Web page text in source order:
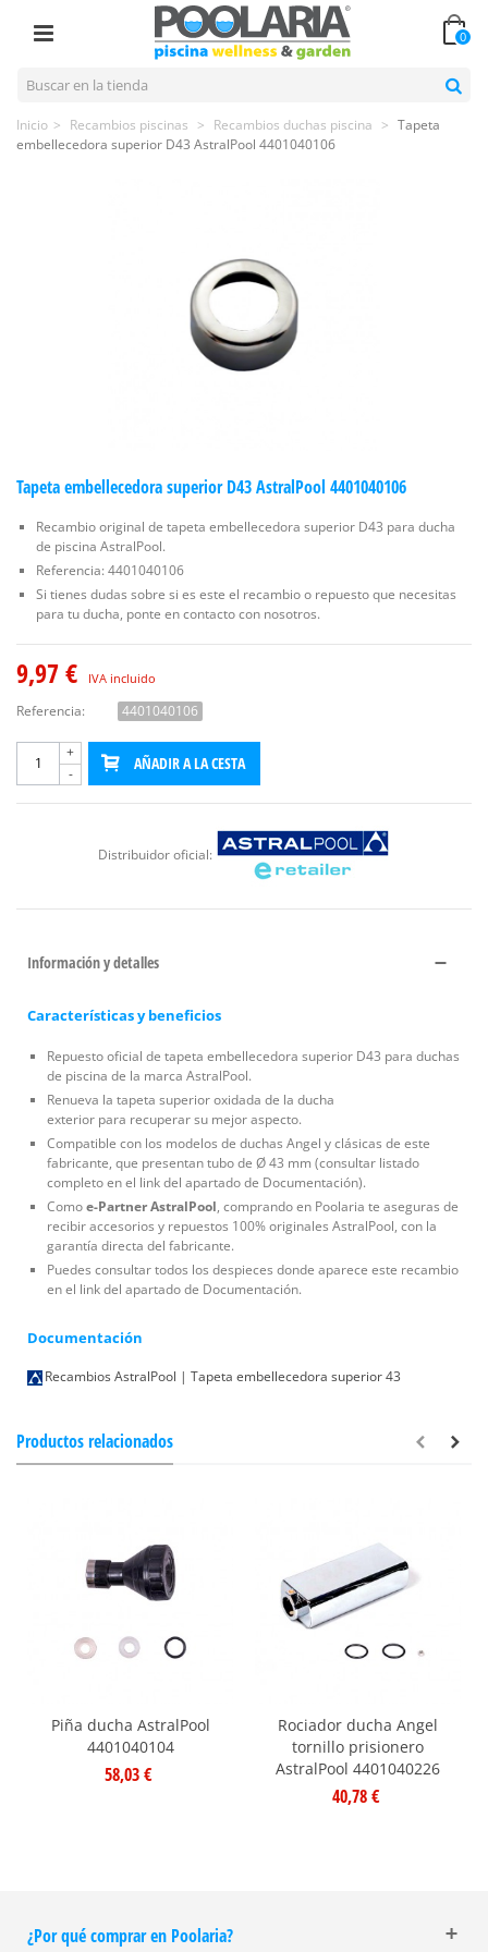
0
Inicio > Recambios piscinas > Recambios duchas piscina > Tapeta
embellecedora superior D43 AstralPool 4401040106
Tapeta embellecedora superior D43 AstralPool 4401040106
Recambio original de tapeta embellecedora superior D43 para ducha
de piscina AstralPool.
Referencia: 4401040106
Si tienes dudas sobre si es este el recambio o repuesto que necesitas
para tu ducha, ponte en contacto con nosotros.
9,97 € IVA incluido
Referencia: 4401040106
-
+
AÑADIR A LA CESTA
Distribuidor oficial:
Información y detalles
Características y beneficios
Repuesto oficial de tapeta embellecedora superior D43 para duchas
de piscina de la marca AstralPool.
Renueva la tapeta superior oxidada de la ducha
exterior para recuperar su mejor aspecto.
Compatible con los modelos de duchas Angel y clásicas de este
fabricante, que presentan tubo de Ø 43 mm (consultar listado
completo en el link del apartado de Documentación).
Comoe-Partner AstralPool, comprando en Poolaria te aseguras de
recibir accesorios y repuestos 100% originales AstralPool, con la
garantía directa del fabricante.
Puedes consultar todos los despieces donde aparece este recambio
en el link del apartado de Documentación.
Documentación
Recambios AstralPool | Tapeta embellecedora superior 43
Productos relacionados
Piña ducha AstralPool
4401040104
58,03 €
Rociador ducha Angel
tornillo prisionero
AstralPool 4401040226
40,78 €
¿Por qué comprar en Poolaria?